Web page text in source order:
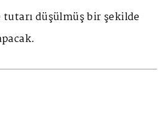
düşülmüş bir şekilde